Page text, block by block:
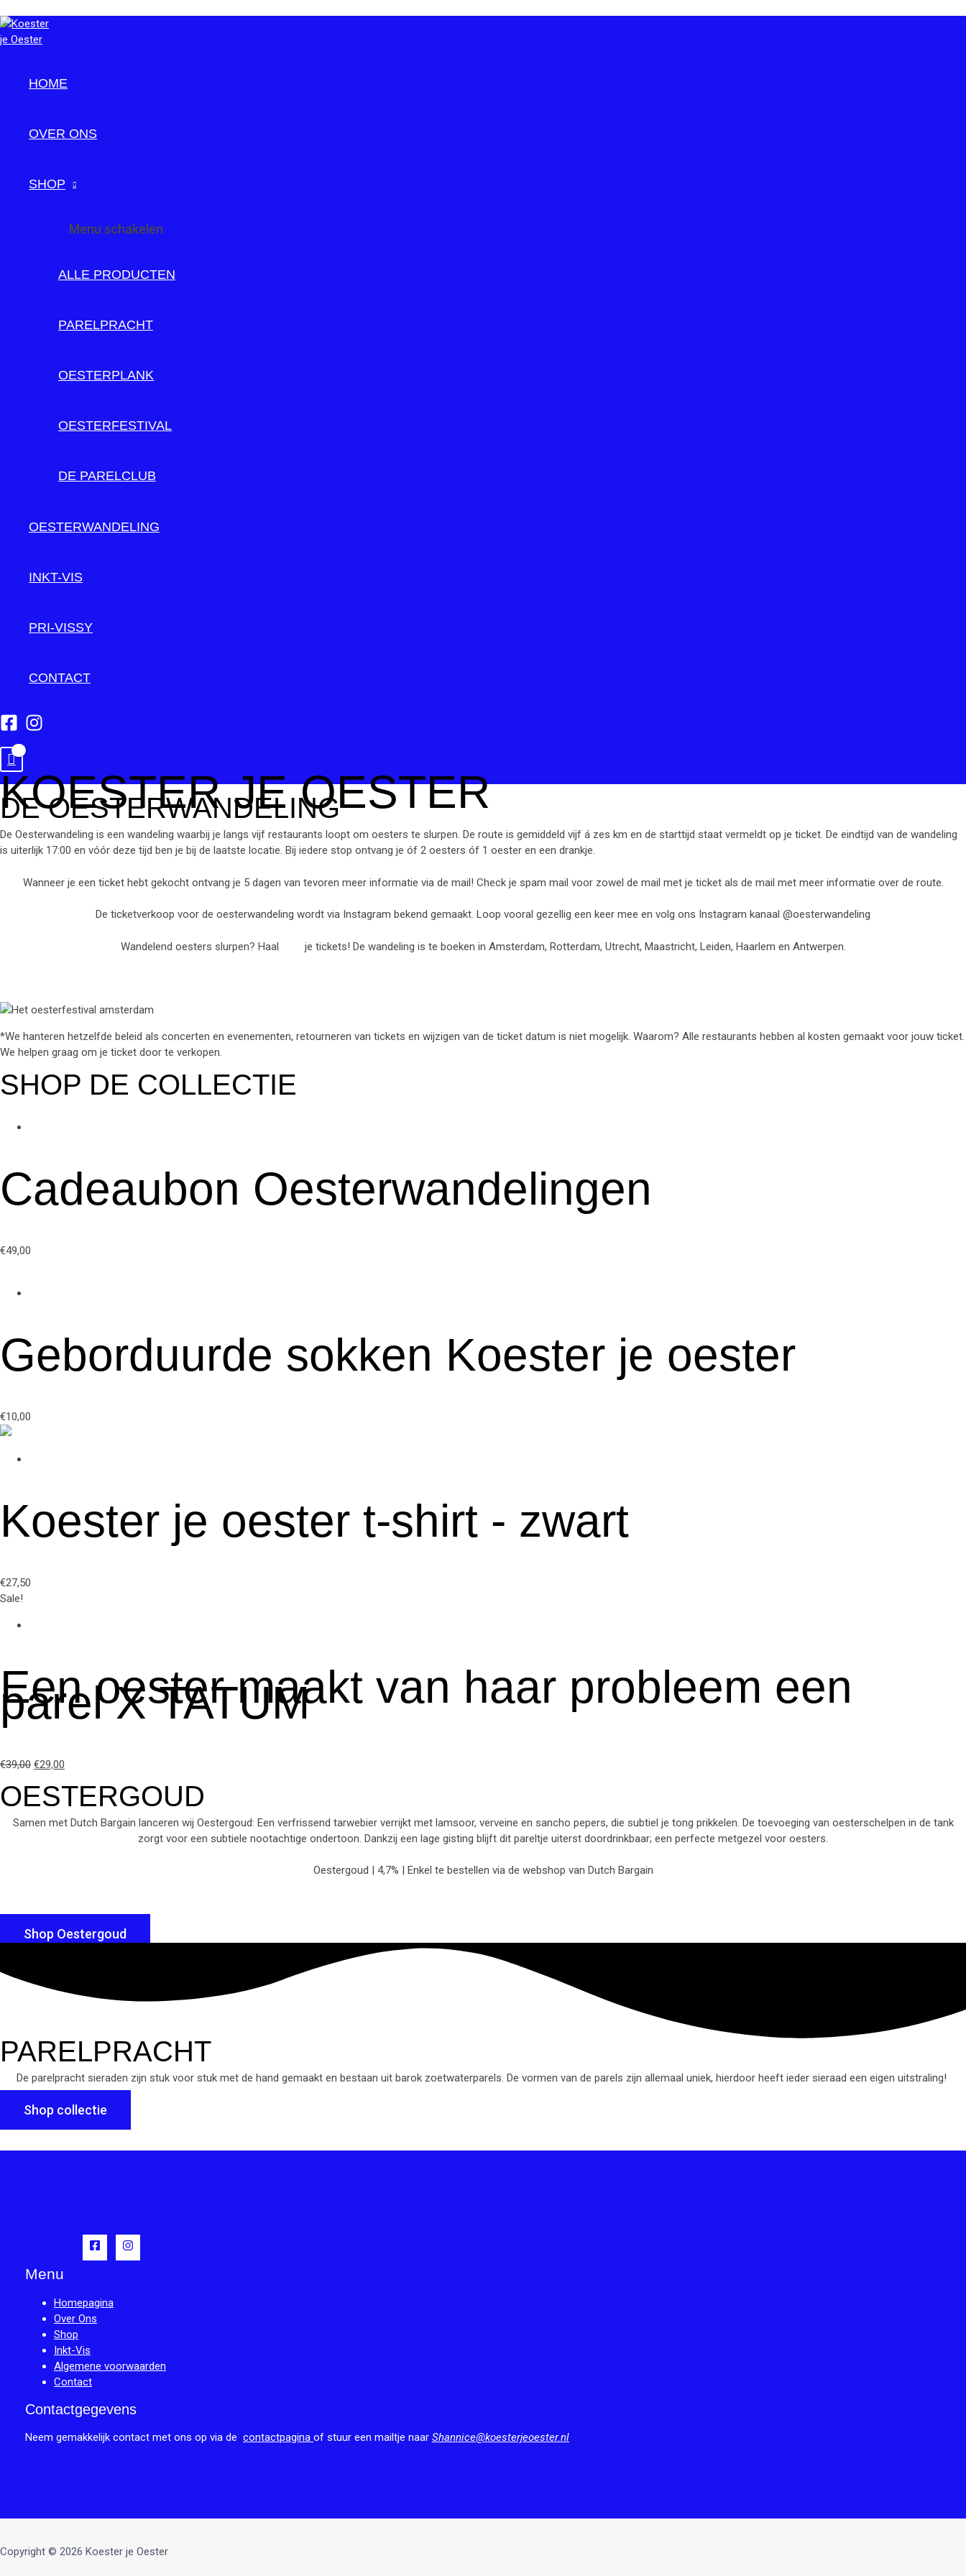
HOME
OVER ONS
SHOP
Menu schakelen
ALLE PRODUCTEN
PARELPRACHT
OESTERPLANK
OESTERFESTIVAL
DE PARELCLUB
OESTERWANDELING
INKT-VIS
PRI-VISSY
CONTACT
KOESTER JE OESTER
DE OESTERWANDELING
De Oesterwandeling is een wandeling waarbij je langs vijf restaurants loopt om oesters te slurpen. De route is gemiddeld vijf á zes km en de starttijd staat vermeldt op je ticket. De eindtijd van de wandeling
is uiterlijk 17:00 en vóór deze tijd ben je bij de laatste locatie. Bij iedere stop ontvang je óf 2 oesters óf 1 oester en een drankje.
Wanneer je een ticket hebt gekocht ontvang je 5 dagen van tevoren meer informatie via de mail! Check je spam mail voor zowel de mail met je ticket als de mail met meer informatie over de route.
De ticketverkoop voor de oesterwandeling wordt via Instagram bekend gemaakt. Loop vooral gezellig een keer mee en volg ons Instagram kanaal @oesterwandeling
Wandelend oesters slurpen? Haal je tickets! De wandeling is te boeken in Amsterdam, Rotterdam, Utrecht, Maastricht, Leiden, Haarlem en Antwerpen.
*We hanteren hetzelfde beleid als concerten en evenementen, retourneren van tickets en wijzigen van de ticket datum is niet mogelijk. Waarom? Alle restaurants hebben al kosten gemaakt voor jouw ticket.
We helpen graag om je ticket door te verkopen.
SHOP DE COLLECTIE
Cadeaubon Oesterwandelingen
€49,00
Geborduurde sokken Koester je oester
€10,00
Koester je oester t-shirt - zwart
€27,50
Sale!
Een oester maakt van haar probleem een
parel X TATUM
€39,00 €29,00
OESTERGOUD
Samen met Dutch Bargain lanceren wij Oestergoud: Een verfrissend tarwebier verrijkt met lamsoor, verveine en sancho pepers, die subtiel je tong prikkelen. De toevoeging van oesterschelpen in de tank
zorgt voor een subtiele nootachtige ondertoon. Dankzij een lage gisting blijft dit pareltje uiterst doordrinkbaar; een perfecte metgezel voor oesters.
Oestergoud | 4,7% | Enkel te bestellen via de webshop van Dutch Bargain
Shop Oestergoud
PARELPRACHT
De parelpracht sieraden zijn stuk voor stuk met de hand gemaakt en bestaan uit barok zoetwaterparels. De vormen van de parels zijn allemaal uniek, hierdoor heeft ieder sieraad een eigen uitstraling!
Shop collectie
Menu
Homepagina
Over Ons
Shop
Inkt-Vis
Algemene voorwaarden
Contact
Contactgegevens
Neem gemakkelijk contact met ons op via de contactpagina of stuur een mailtje naar Shannice@koesterjeoester.nl
Copyright © 2026 Koester je Oester